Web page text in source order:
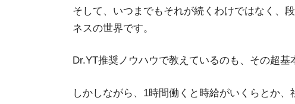
そして、いつまでもそれが続くわけではなく、
ネスの世界です。
Dr.YT推奨ノウハウで教えているのも、その超基
しかしながら、1時間働くと時給がいくらとか